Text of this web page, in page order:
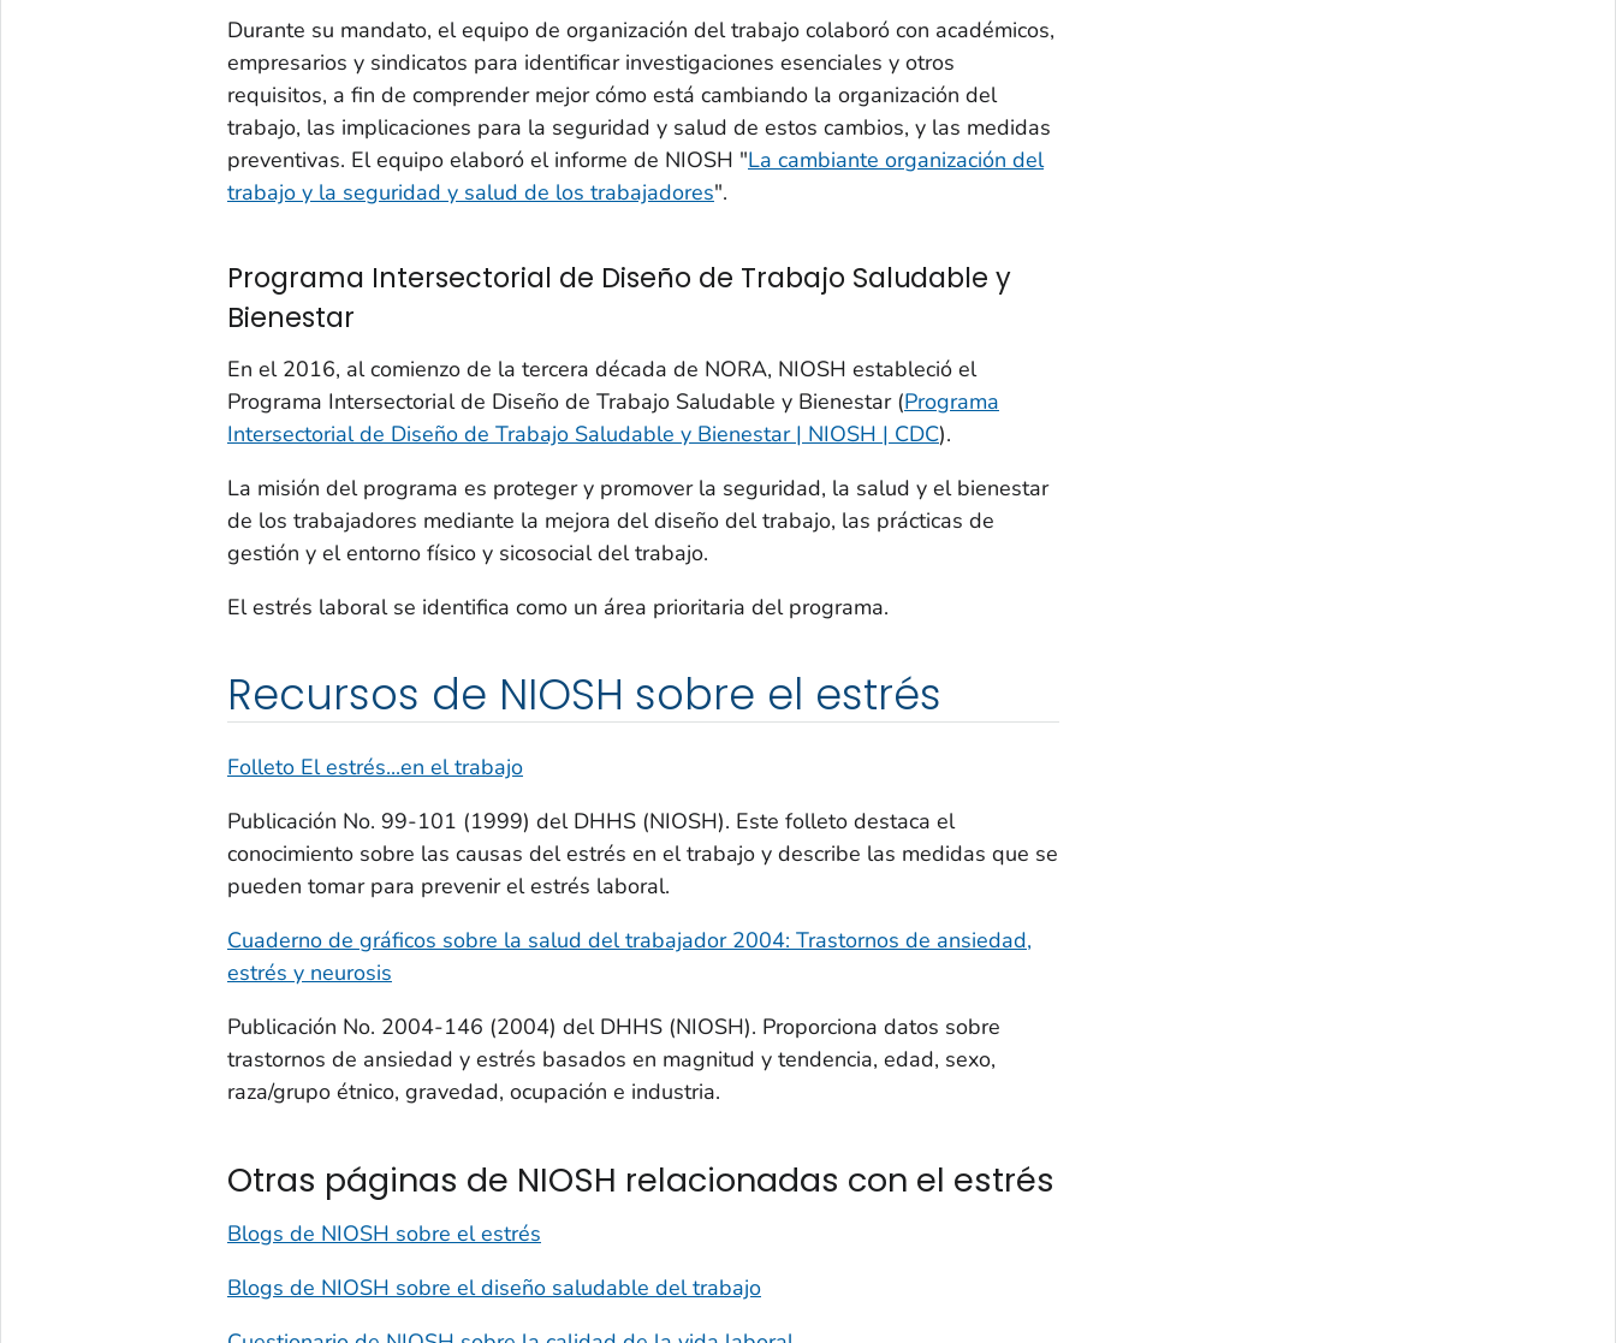
Durante su mandato, el equipo de organización del trabajo colaboró con académicos,
empresarios y sindicatos para identificar investigaciones esenciales y otros
requisitos, a fin de comprender mejor cómo está cambiando la organización del
trabajo, las implicaciones para la seguridad y salud de estos cambios, y las medidas
preventivas. El equipo elaboró el informe de NIOSH "La cambiante organización del
trabajo y la seguridad y salud de los trabajadores".
Programa Intersectorial de Diseño de Trabajo Saludable y
Bienestar
En el 2016, al comienzo de la tercera década de NORA, NIOSH estableció el
Programa Intersectorial de Diseño de Trabajo Saludable y Bienestar (Programa
Intersectorial de Diseño de Trabajo Saludable y Bienestar | NIOSH | CDC).
La misión del programa es proteger y promover la seguridad, la salud y el bienestar
de los trabajadores mediante la mejora del diseño del trabajo, las prácticas de
gestión y el entorno físico y sicosocial del trabajo.
El estrés laboral se identifica como un área prioritaria del programa.
Recursos de NIOSH sobre el estrés
Folleto El estrés...en el trabajo
Publicación No. 99-101 (1999) del DHHS (NIOSH). Este folleto destaca el
conocimiento sobre las causas del estrés en el trabajo y describe las medidas que se
pueden tomar para prevenir el estrés laboral.
Cuaderno de gráficos sobre la salud del trabajador 2004: Trastornos de ansiedad,
estrés y neurosis
Publicación No. 2004-146 (2004) del DHHS (NIOSH). Proporciona datos sobre
trastornos de ansiedad y estrés basados en magnitud y tendencia, edad, sexo,
raza/grupo étnico, gravedad, ocupación e industria.
Otras páginas de NIOSH relacionadas con el estrés
Blogs de NIOSH sobre el estrés
Blogs de NIOSH sobre el diseño saludable del trabajo